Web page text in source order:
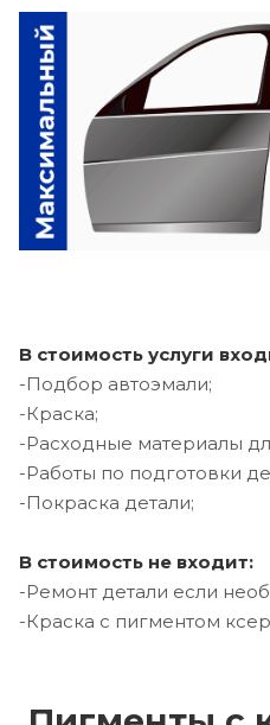
В стоимость услуги
-Подбор автоэмали;
-Краска;
-Расходные материалы
-Работы по подготовки
-Покраска детали;
В стоимость не входит:
-Ремонт детали если
-Краска с пигментом